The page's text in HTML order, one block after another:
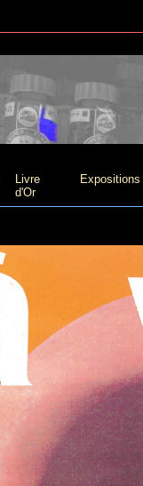
Livre
d'Or
Expositions